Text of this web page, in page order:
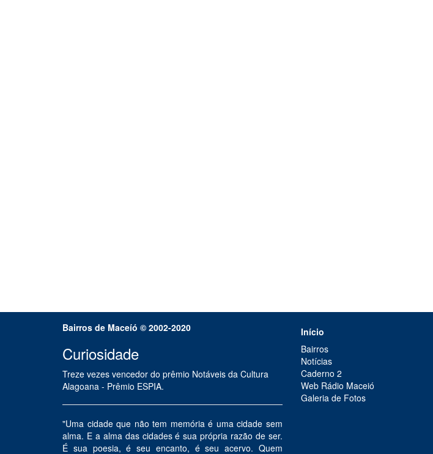
Bairros de Maceíó © 2002-2020
Curiosidade
Treze vezes vencedor do prêmio Notáveis da Cultura
Alagoana - Prêmio ESPIA.
"Uma cidade que não tem memória é uma cidade sem
alma. E a alma das cidades é sua própria razão de ser.
É sua poesia, é seu encanto, é seu acervo. Quem
Início
Bairros
Notícias
Caderno 2
Web Rádio Maceió
Galeria de Fotos